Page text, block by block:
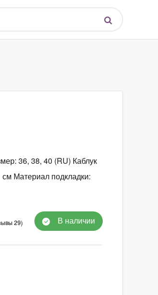
36, 38, 40 (RU) Каблук
Материал подкладки:
29) В наличии